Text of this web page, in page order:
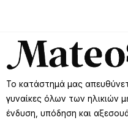
Το κατάστημά μας
γυναίκες όλων των ηλικιών
ένδυση, υπόδηση και